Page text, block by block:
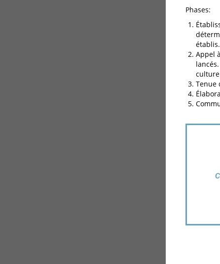
Phases:
établis.
Appel
Tenue